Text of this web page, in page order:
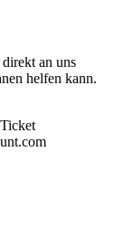
an uns
helfen kann.